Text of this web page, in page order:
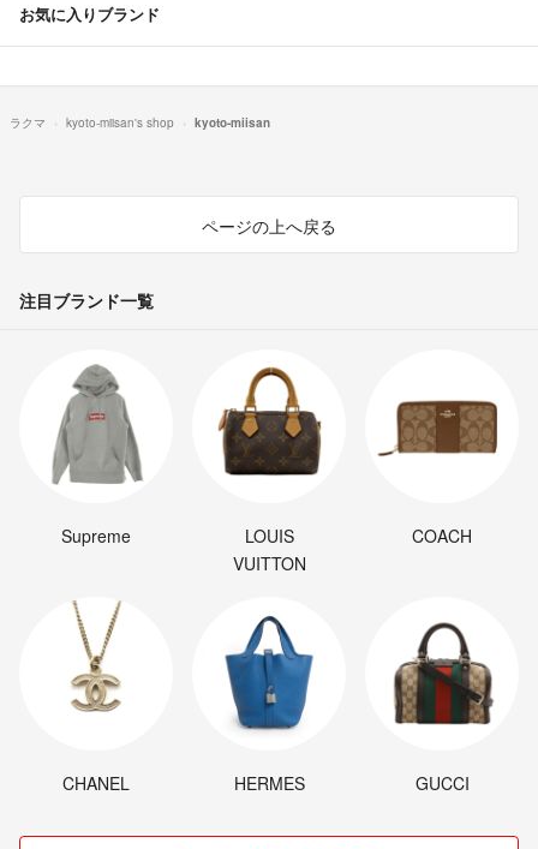
お気に入りブランド
ラクマ kyoto-miisan's shop kyoto-miisan
ページの上へ戻る
注目ブランド一覧
Supreme
LOUIS
VUITTON
COACH
CHANEL HERMES GUCCI